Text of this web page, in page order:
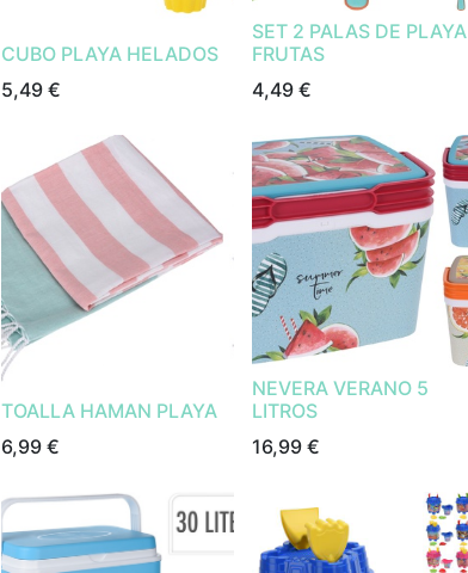
CUBO PLAYA HELADOS
5,49 €
SET 2 PALAS DE PLAYA
FRUTAS
4,49 €
TOALLA HAMAN PLAYA
6,99 €
NEVERA VERANO 5
LITROS
16,99 €